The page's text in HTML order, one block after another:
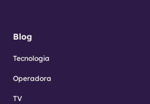
Blog
Tecnologia
Operadora
TV